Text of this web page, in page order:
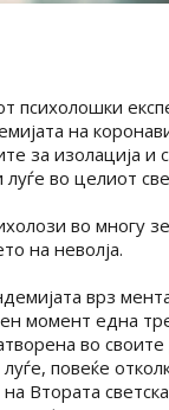
психолошки
на
за изолација и
луѓе во целиот
во многу
на неволја.
врз
момент една
во
повеќе
Втората